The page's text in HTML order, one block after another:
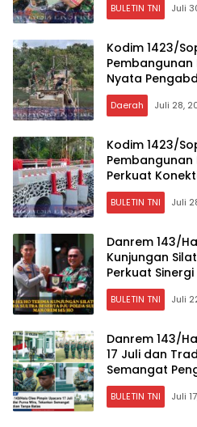
BULETIN TNI Juli
Kodim 1423/
Nyata
Daerah Juli 28,
Kodim 1423/
Perkuat
BULETIN TNI Juli
Danrem 143/
Kunjungan
Perkuat Sinergi
BULETIN TNI Juli
Danrem 143/
17 Juli dan
Semangat
BULETIN TNI Juli